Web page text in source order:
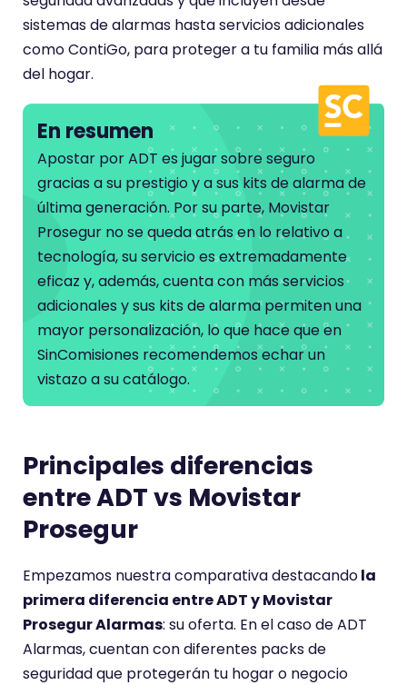
sistemas de alarmas hasta servicios adicionales
como ContiGo, para proteger a tu familia más allá
del hogar.
En resumen
Apostar por ADT es jugar sobre seguro
gracias a su prestigio y a sus kits de alarma de
última generación. Por su parte, Movistar
Prosegur no se queda atrás en lo relativo a
tecnología, su servicio es extremadamente
eficaz y, además, cuenta con más servicios
adicionales y sus kits de alarma permiten una
mayor personalización, lo que hace que en
SinComisiones recomendemos echar un
vistazo a su catálogo.
Principales diferencias
entreADT vs Movistar
Prosegur
Empezamos nuestra comparativa destacandola
primera diferencia entre ADT y Movistar
Prosegur Alarmas: su oferta. En el caso de ADT
Alarmas, cuentan con diferentes packs de
seguridad que protegerán tu hogar o negocio